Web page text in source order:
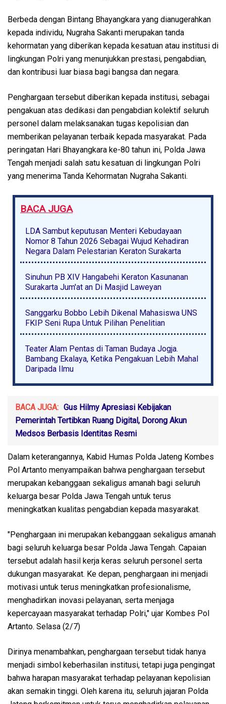
Berbeda dengan Bintang Bhayangkara yang dianugerahkan
kepada individu, Nugraha Sakanti merupakan tanda
kehormatan yang diberikan kepada kesatuan atau institusi di
lingkungan Polri yang menunjukkan prestasi, pengabdian,
dan kontribusi luar biasa bagi bangsa dan negara.
Penghargaan tersebut diberikan kepada institusi, sebagai
pengakuan atas dedikasi dan pengabdian kolektif seluruh
personel dalam melaksanakan tugas kepolisian dan
memberikan pelayanan terbaik kepada masyarakat. Pada
peringatan Hari Bhayangkara ke-80 tahun ini, Polda Jawa
Tengah menjadi salah satu kesatuan di lingkungan Polri
yang menerima Tanda Kehormatan Nugraha Sakanti.
BACA JUGA
LDA Sambut keputusan Menteri Kebudayaan
Nomor 8 Tahun 2026 Sebagai Wujud Kehadiran
Negara Dalam Pelestarian Keraton Surakarta
Sinuhun PB XIV Hangabehi Keraton Kasunanan
Surakarta Jum'at an Di Masjid Laweyan
Sanggarku Bobbo Lebih Dikenal Mahasiswa UNS
FKIP Seni Rupa Untuk Pilihan Penelitian
Teater Alam Pentas di Taman Budaya Jogja.
Bambang Ekalaya, Ketika Pengakuan Lebih Mahal
Daripada Ilmu
BACA JUGA: Gus Hilmy Apresiasi Kebijakan
Pemerintah Tertibkan Ruang Digital, Dorong Akun
Medsos Berbasis Identitas Resmi
Dalam keterangannya, Kabid Humas Polda Jateng Kombes
Pol Artanto menyampaikan bahwa penghargaan tersebut
merupakan kebanggaan sekaligus amanah bagi seluruh
keluarga besar Polda Jawa Tengah untuk terus
meningkatkan kualitas pengabdian kepada masyarakat.
"Penghargaan ini merupakan kebanggaan sekaligus amanah
bagi seluruh keluarga besar Polda Jawa Tengah. Capaian
tersebut adalah hasil kerja keras seluruh personel serta
dukungan masyarakat. Ke depan, penghargaan ini menjadi
motivasi untuk terus meningkatkan profesionalisme,
menghadirkan inovasi pelayanan, serta menjaga
kepercayaan masyarakat terhadap Polri," ujar Kombes Pol
Artanto. Selasa (2/7)
Dirinya menambahkan, penghargaan tersebut tidak hanya
menjadi simbol keberhasilan institusi, tetapi juga pengingat
bahwa harapan masyarakat terhadap pelayanan kepolisian
akan semakin tinggi. Oleh karena itu, seluruh jajaran Polda